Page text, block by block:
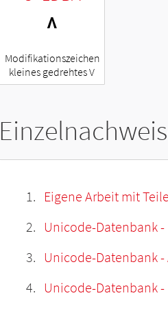
ᶺ
Modifikationszeichen
kleines gedrehtes V
Eigene Arbeit mit
Unicode-Datenbank
Unicode-Datenbank
Unicode-Datenbank -